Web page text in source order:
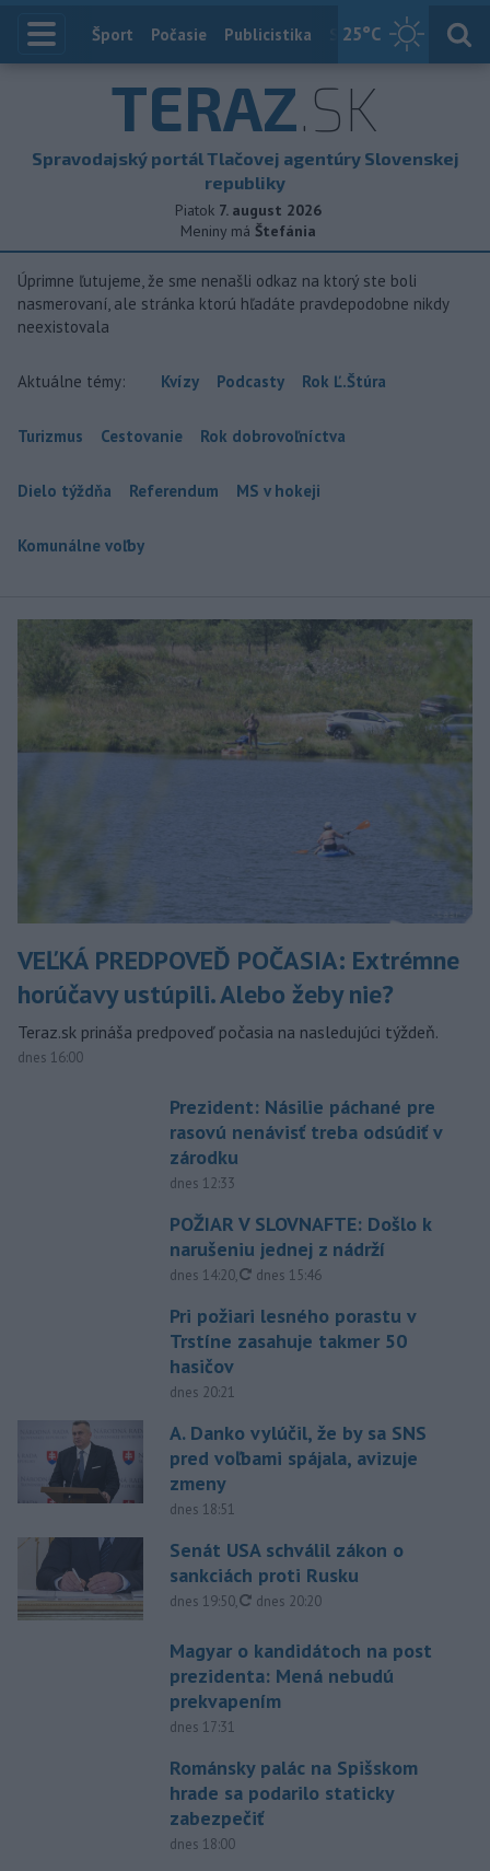
25°C
Index
Šport Počasie Publicistika Slovensko
TERAZ.SK
Spravodajský portál Tlačovej agentúry Slovenskej
republiky
Piatok 7. august 2026
Meniny má Štefánia
Úprimne ľutujeme, že sme nenašli odkaz na ktorý ste boli
nasmerovaní, ale stránka ktorú hľadáte pravdepodobne nikdy
neexistovala
Aktuálne témy: Kvízy Podcasty Rok Ľ.Štúra
Turizmus Cestovanie Rok dobrovoľníctva
Dielo týždňa Referendum MS v hokeji
Komunálne voľby
VEĽKÁ PREDPOVEĎ POČASIA: Extrémne
horúčavy ustúpili. Alebo žeby nie?
Teraz.sk prináša predpoveď počasia na nasledujúci týždeň.
dnes 16:00
Prezident: Násilie páchané pre
rasovú nenávisť treba odsúdiť v
zárodku
dnes 12:33
POŽIAR V SLOVNAFTE: Došlo k
narušeniu jednej z nádrží
dnes 14:20, aktualizované
dnes 15:46
Pri požiari lesného porastu v
Trstíne zasahuje takmer 50
hasičov
dnes 20:21
A. Danko vylúčil, že by sa SNS
pred voľbami spájala, avizuje
zmeny
dnes 18:51
Senát USA schválil zákon o
sankciách proti Rusku
dnes 19:50, aktualizované
dnes 20:20
Magyar o kandidátoch na post
prezidenta: Mená nebudú
prekvapením
dnes 17:31
Románsky palác na Spišskom
hrade sa podarilo staticky
zabezpečiť
dnes 18:00